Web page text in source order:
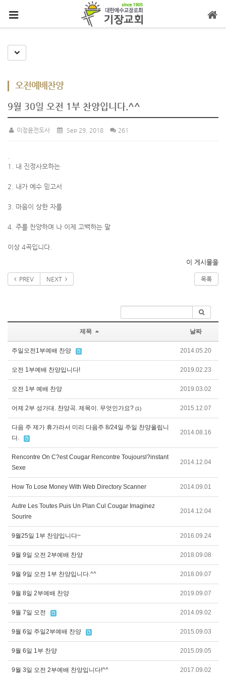
Toggle Dropdown
오전예배찬양
9월 30일 오전 1부 찬양입니다.^^
이정윤전도사 Sep 29, 2018 261
1. 내 진정사모하는
2. 내가 예수 믿고서
3. 마음이 상한 자를
4. 주를 찬양하며 나 이제 고백하는 말
이상 4곡입니다.
이 게시물을
PREV NEXT 목록
제목 날짜
주일오전1부예배 찬양 2014.05.20
오전 1부예배 찬양입니다! 2019.02.23
오전 1부 예배 찬양 2019.03.02
어제 2부 성가대. 챤양곡. 제목이. 무엇인가요? (1) 2015.12.07
다음 주 제가 휴가라서 미리 다음주 8/24일 주일 찬양올립니
다.
2014.08.16
Rencontre On C?est Cougar Rencontre Toujoursl?instant
Sexe
2014.12.04
How To Lose Money With Web Directory Scanner 2014.09.01
Autre Les Toutes Puis Un Plan Cul Cougar Imaginez
Sourire
2014.12.04
9월25일 1부 찬양입니다~ 2016.09.24
9월 9일 오전 2부예배 찬양 2018.09.08
9월 9일 오전 1부 찬양입니다.^^ 2018.09.07
9월 8일 2부예배 찬양 2019.09.07
9월 7일 오전 2014.09.02
9월 6일 주일2부예배 찬양 2015.09.03
9월 6일 1부 찬양 2015.09.05
9월 3일 오전 2부예배 찬양입니다!^^ 2017.09.02